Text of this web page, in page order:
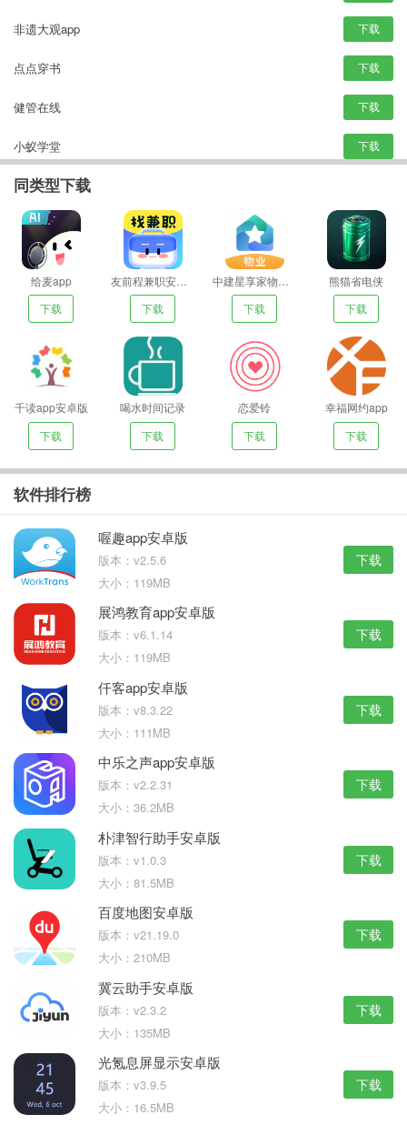
非遗大观app 下载
点点穿书 下载
健管在线 下载
小蚁学堂 下载
同类型下载
给麦app
下载
下载
下载
熊猫省电侠
下载
千读app安卓版
下载
喝水时间记录
下载
恋爱铃
下载
幸福网约app
下载
软件排行榜
喔趣app安卓版
版本：v2.5.6
大小：119MB
下载
展鸿教育app安卓版
版本：v6.1.14
大小：119MB
下载
仟客app安卓版
版本：v8.3.22
大小：111MB
下载
中乐之声app安卓版
版本：v2.2.31
大小：36.2MB
下载
朴津智行助手安卓版
版本：v1.0.3
大小：81.5MB
下载
百度地图安卓版
版本：v21.19.0
大小：210MB
下载
冀云助手安卓版
版本：v2.3.2
大小：135MB
下载
光氪息屏显示安卓版
版本：v3.9.5
大小：16.5MB
下载